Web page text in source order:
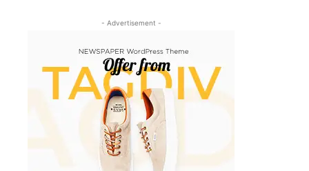
- Advertisement -